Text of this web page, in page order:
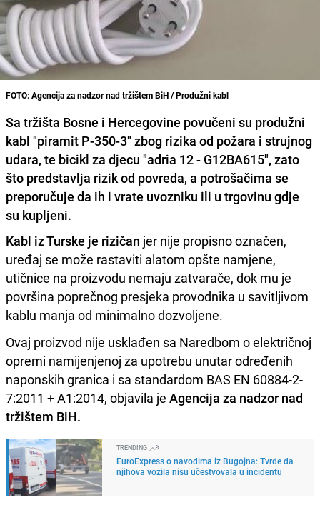
FOTO: Agencija za nadzor nad tržištem BiH / Produžni kabl
Sa tržišta Bosne i Hercegovine povučeni su produžni
kabl "piramit P-350-3" zbog rizika od požara i strujnog
udara, te bicikl za djecu "adria 12 - G12BA615", zato
što predstavlja rizik od povreda, a potrošačima se
preporučuje da ih i vrate uvozniku ili u trgovinu gdje
su kupljeni.
Kabl iz Turske je rizičan jer nije propisno označen,
uređaj se može rastaviti alatom opšte namjene,
utičnice na proizvodu nemaju zatvarače, dok mu je
površina poprečnog presjeka provodnika u savitljivom
kablu manja od minimalno dozvoljene.
Ovaj proizvod nije usklađen sa Naredbom o električnoj
opremi namijenjenoj za upotrebu unutar određenih
naponskih granica i sa standardom BAS EN 60884-2-
7:2011 + A1:2014, objavila je Agencija za nadzor nad
tržištem BiH.
TRENDING
EuroExpress o navodima iz Bugojna: Tvrde da
njihova vozila nisu učestvovala u incidentu